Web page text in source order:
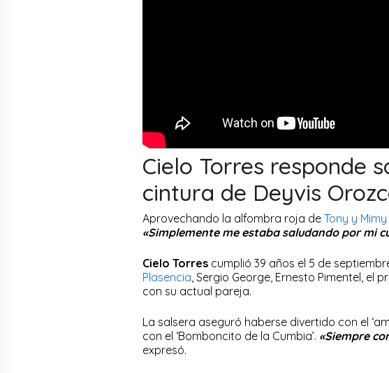
Cielo Torres responde
cintura de Deyvis
Aprovechando la alfombra roja de Tony y
«Simplemente me estaba saludando por mi
Cielo Torres cumplió 39 años el 5 de
Plasencia, Sergio George, Ernesto Pimentel, el
con su actual pareja.
La salsera aseguró haberse divertido con el
con el ‘Bomboncito de la Cumbia’. «Siempre
expresó.